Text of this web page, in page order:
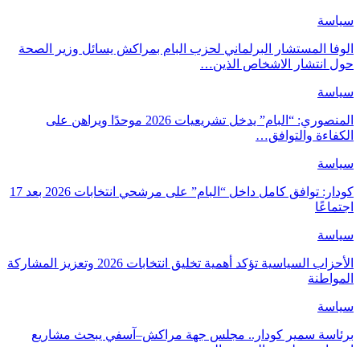
سياسة
الوفا المستشار البرلماني لحزب البام بمراكش يسائل وزير الصحة
حول انتشار الاشخاص الذين…
سياسة
المنصوري: “البام” يدخل تشريعيات 2026 موحدًا ويراهن على
الكفاءة والتوافق…
سياسة
كودار: توافق كامل داخل “البام” على مرشحي انتخابات 2026 بعد 17
اجتماعًا
سياسة
الأحزاب السياسية تؤكد أهمية تخليق انتخابات 2026 وتعزيز المشاركة
المواطنة
سياسة
برئاسة سمير كودار.. مجلس جهة مراكش–آسفي يبحث مشاريع